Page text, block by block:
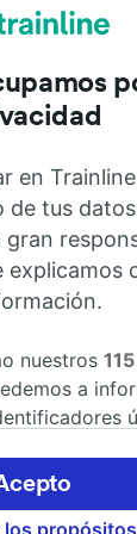
Malpensa
en
de tus datos
gran
explicamos
nuestros115
a
tus
el
los propósitos